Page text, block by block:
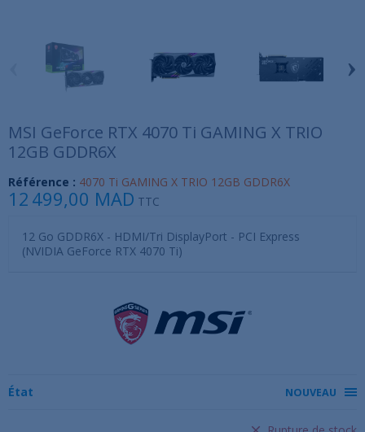
›
MSI GeForce RTX 4070 Ti GAMING X TRIO
12GB GDDR6X
Référence : 4070 Ti GAMING X TRIO 12GB GDDR6X
12 499,00 MAD TTC
12 Go GDDR6X - HDMI/Tri DisplayPort - PCI Express
(NVIDIA GeForce RTX 4070 Ti)
État NOUVEAU